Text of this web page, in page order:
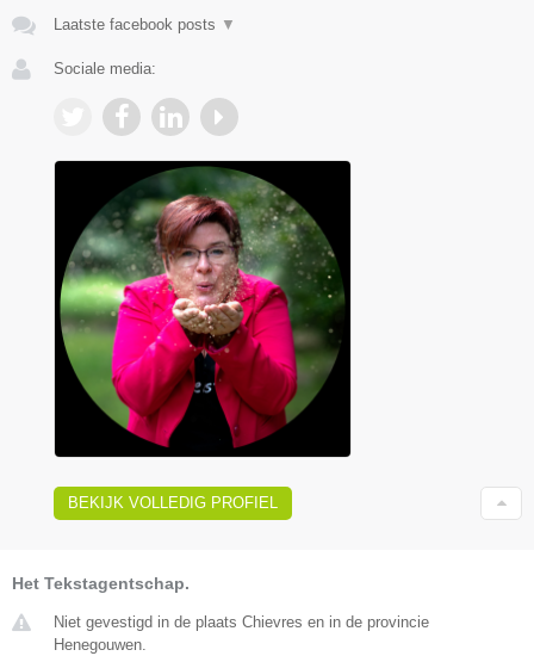
Laatste facebook posts ▼
Sociale media:
BEKIJK VOLLEDIG PROFIEL
Het Tekstagentschap.
Niet gevestigd in de plaats Chievres en in de provincie
Henegouwen.